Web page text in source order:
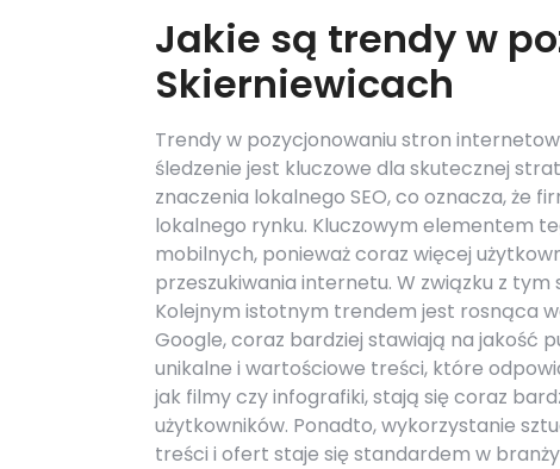
Jakie są trendy w
Skierniewicach
Trendy w pozycjonowaniu stron
śledzenie jest kluczowe dla skutecznej
znaczenia lokalnego SEO, co oznacza, że
lokalnego rynku. Kluczowym elementem
mobilnych, ponieważ coraz więcej
przeszukiwania internetu. W związku z
Kolejnym istotnym trendem jest rosnąca
Google, coraz bardziej stawiają na jakość
unikalne i wartościowe treści, które
jak filmy czy infografiki, stają się coraz
użytkowników. Ponadto, wykorzystanie
treści i ofert staje się standardem w branży